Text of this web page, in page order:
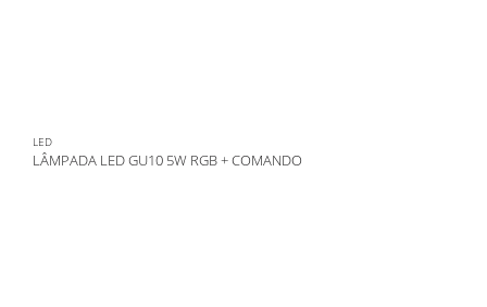
LED
LÂMPADA LED GU10 5W RGB + COMANDO